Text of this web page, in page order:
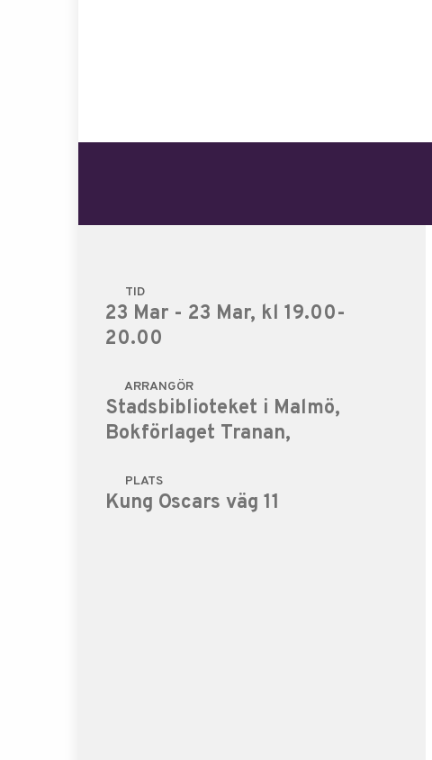
TID
23 Mar - 23 Mar, kl 19.00-
20.00
ARRANGÖR
Stadsbiblioteket i Malmö,
Bokförlaget Tranan,
PLATS
Kung Oscars väg 11